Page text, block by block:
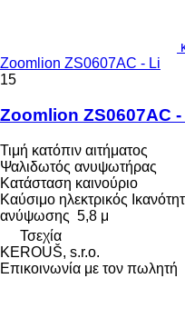
Zoomlion ZS0607AC - Li
15
Zoomlion ZS0607AC -
Τιμή κατόπιν αιτήματος
Ψαλιδωτός ανυψωτήρας
Κατάσταση καινούριο
Καύσιμο ηλεκτρικός
ανύψωσης 5,8 μ
Τσεχία
KEROUŠ, s.r.o.
Επικοινωνία με τον πωλητή